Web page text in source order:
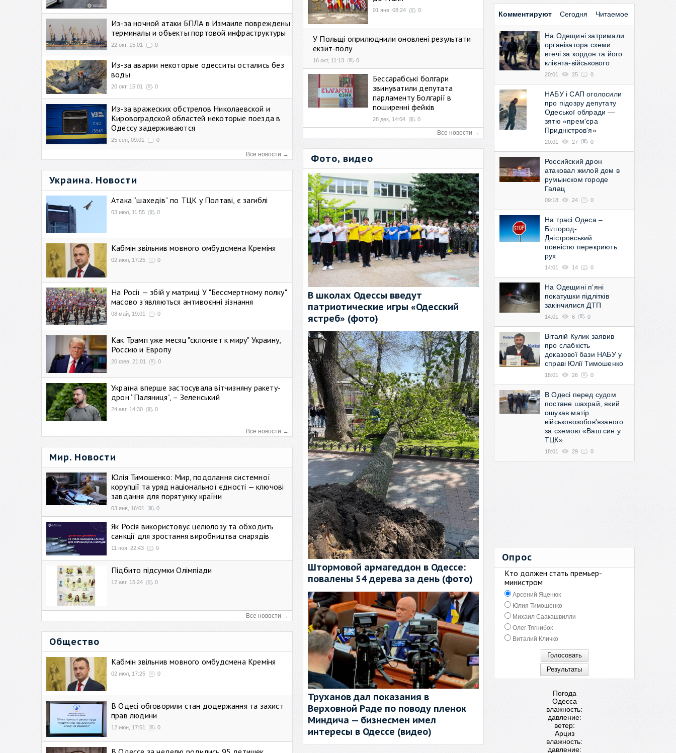
Из-за ночной атаки БПЛА в Измаиле повреждены
терминалы и объекты портовой инфраструктуры
22 окт, 15:01 0
Из-за аварии некоторые одесситы остались без
воды
20 окт, 15:01 0
Из-за вражеских обстрелов Николаевской и
Кировоградской областей некоторые поезда в
Одессу задерживаются
25 сен, 09:01 0
Все новости →
Украина. Новости
Атака “шахедів” по ТЦК у Полтаві, є загиблі
03 июл, 11:55 0
Кабмін звільнив мовного омбудсмена Креміня
02 июл, 17:25 0
На Росії — збій у матриці. У "Бессмертному полку"
масово зʼявляються антивоєнні зізнання
08 май, 19:01 0
Как Трамп уже месяц "склоняет к миру" Украину,
Россию и Европу
20 фев, 21:01 0
Україна вперше застосувала вітчизняну ракету-
дрон “Паляниця”, – Зеленський
24 авг, 14:30 0
Все новости →
Мир. Новости
Юлія Тимошенко: Мир, подолання системної
корупції та уряд національної єдності — ключові
завдання для порятунку країни
03 янв, 16:01 0
Як Росія використовує целюлозу та обходить
санкції для зростання виробництва снарядів
11 ноя, 22:43 0
Підбито підсумки Олімпіади
12 авг, 15:24 0
Все новости →
Общество
Кабмін звільнив мовного омбудсмена Креміня
02 июл, 17:25 0
В Одесі обговорили стан додержання та захист
прав людини
12 июн, 17:51 0
01 янв, 08:24 0
У Польщі оприлюднили оновлені результати
екзит-полу
16 окт, 11:13 0
Бессарабські болгари
звинуватили депутата
парламенту Болгарії в
поширенні фейків
28 дек, 14:04 0
Все новости →
Фото, видео
В школах Одессы введут
патриотические игры «Одесский
ястреб» (фото)
Штормовой армагеддон в Одессе:
повалены 54 дерева за день (фото)
Труханов дал показания в
Верховной Раде по поводу пленок
Миндича — бизнесмен имел
интересы в Одессе (видео)
Комментируют Сегодня Читаемое
На Одещині затримали
організатора схеми
втечі за кордон та його
клієнта-військового
20:01 25 0
НАБУ і САП оголосили
про підозру депутату
Одеської облради —
зятю «прем'єра
Придністров'я»
20:01 27 0
Российский дрон
атаковал жилой дом в
румынском городе
Галац
09:18 24 0
На трасі Одеса –
Білгород-
Дністровський
повністю перекриють
рух
14:01 14 0
На Одещині п'яні
покатушки підлітків
закінчилися ДТП
14:01 6 0
Віталій Кулик заявив
про слабкість
доказової бази НАБУ у
справі Юлії Тимошенко
18:01 26 0
В Одесі перед судом
постане шахрай, який
ошукав матір
військовозобов'язаного
за схемою «Ваш син у
ТЦК»
18:01 29 0
Опрос
Кто должен стать премьер-
министром
Арсений Яценюк
Юлия Тимошенко
Михаил Саакашвилли
Олег Тягнибок
Виталий Кличко
Погода
Одесса
влажность:
давление:
ветер:
Арциз
влажность:
давление: